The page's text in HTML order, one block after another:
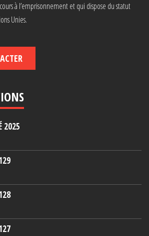
à l’emprisonnement et qui dispose du statut
Unies.
2025